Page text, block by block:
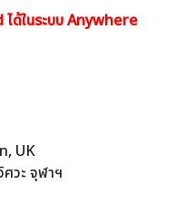
ได้ในระบบ Anywhere
UK
วะ จุฬาฯ